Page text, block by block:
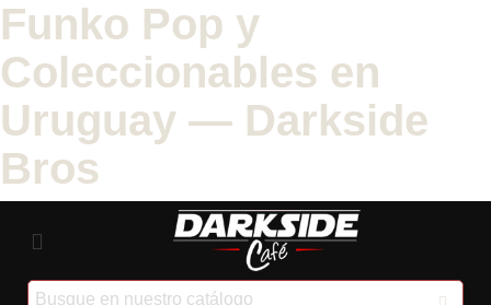
Funko Pop y
Coleccionables en
Uruguay — Darkside
Bros